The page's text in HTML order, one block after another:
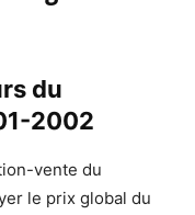
du
2002
vente du
le prix global du